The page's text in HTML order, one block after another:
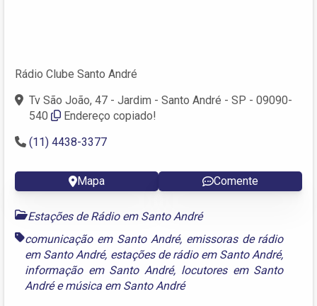
Rádio Clube Santo André
Tv São João, 47 - Jardim - Santo André - SP - 09090-
540
Endereço copiado!
(11) 4438-3377
Mapa Comente
Estações de Rádio em Santo André
comunicação em Santo André, emissoras de rádio
em Santo André, estações de rádio em Santo André,
informação em Santo André, locutores em Santo
Andréemúsica em Santo André